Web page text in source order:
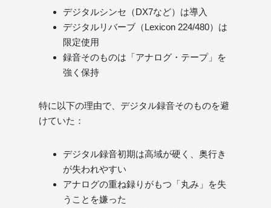
デジタルシンセ（DX7など）は導入
デジタルリバーブ（Lexicon 224/480）は
限定使用
録音そのものは「アナログ・テープ」を
強く保持
特に以下の理由で、デジタル録音そのものを避
けていた：
デジタル録音初期は高域が硬く、奥行き
が失われやすい
アナログの重ね録りがもつ「丸み」を失
うことを嫌った